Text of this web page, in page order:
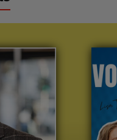
weitere Podcasts